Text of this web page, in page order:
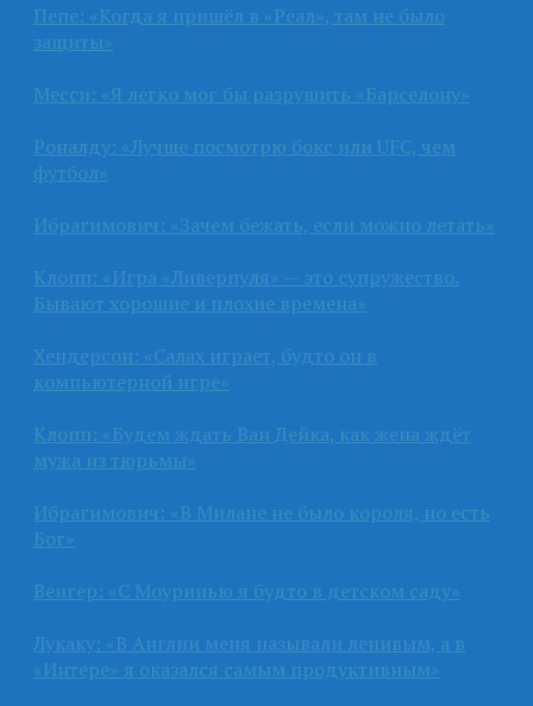
Пепе: «Когда я пришёл в «Реал», там не было
защиты»
Месси: «Я легко мог бы разрушить «Барселону»
Роналду: «Лучше посмотрю бокс или UFC, чем
футбол»
Ибрагимович: «Зачем бежать, если можно летать»
Клопп: «Игра «Ливерпуля» — это супружество.
Бывают хорошие и плохие времена»
Хендерсон: «Салах играет, будто он в
компьютерной игре»
Клопп: «Будем ждать Ван Дейка, как жена ждёт
мужа из тюрьмы»
Ибрагимович: «В Милане не было короля, но есть
Бог»
Венгер: «С Моуринью я будто в детском саду»
Лукаку: «В Англии меня называли ленивым, а в
«Интере» я оказался самым продуктивным»